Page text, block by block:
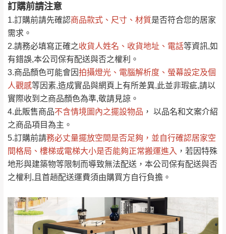
訂購前請注意
1.訂購前請先確認商品款式、尺寸、材質是否符合您的居家
需求。
2.請務必填寫正確之收貨人姓名、收貨地址、電話等資訊,如
有錯誤,本公司保有配送與否之權利。
3.商品顏色可能會因拍攝燈光、電腦解析度、螢幕設定及個
人觀感等因素,造成實品與網頁上有所差異,此並非瑕疵,請以
實際收到之商品顏色為準,敬請見諒。
4.此販售商品不含情境圖內之擺設物品 ， 以品名和文案介紹
之商品項目為主。
5.訂購前請務必丈量擺放空間是否足夠 ，並自行確認居家空
間格局、 樓梯或電梯大小是否能夠正常搬運進入 ，若因特殊
地形與建築物等限制而導致無法配送，本公司保有配送與否
之權利,且首趟配送運費須由購買方自行負擔。
運 費 說 明
運送地區 運送費用
偏遠地區
（請先線上詢問 LINE
→@dershin ）
桃園
免 運
費
復興鄉
新竹
峨眉鄉、五峰鄉、
橫山、北埔鄉、尖
石鄉、寶山鄉山
區、新埔山區、芎
台北 無
注意事項：
由於品項繁多，網頁無法及時更新，如有需
Line客服」來信確認商品是否有「現貨」與
「金額」。
若商品價格或庫存有異常，商家有權取消訂
單。部分網路商品恕無法更改原設計或客製，敬請
見諒！
接單後二日內(不含例假日)，我們客服會與您
電話聯絡或E-Mail通知確認訂單。
（線上客服 LINE → @dershin）
下單前先詢問是否現貨，若未詢問下單後無
（洽詢方式請搜尋 Line ID → @dershin）
運送範圍：限定北至基隆，南至苗栗，偏遠
地區恕無法提供運送 (詳見運送規章)。
0/5 (0)筆
全部 依評論高至低排列
依評論低至高排列 只顯示附上圖片
只顯示附上評論